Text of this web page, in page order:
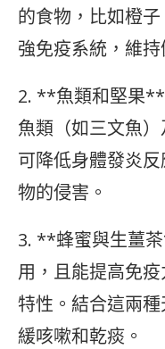
的食物，比如橙
強免疫系統，維持
2. **魚類和堅果
魚類（如三文魚
可降低身體發炎
物的侵害。
3. **蜂蜜與生薑
用，且能提高免
特性。結合這兩
緩咳嗽和乾痰。